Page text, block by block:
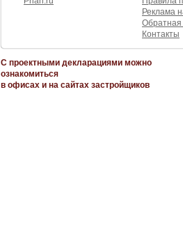
Реклама
Обратная
Контакты
С проектными декларациями можно
ознакомиться
в офисах и на сайтах застройщиков